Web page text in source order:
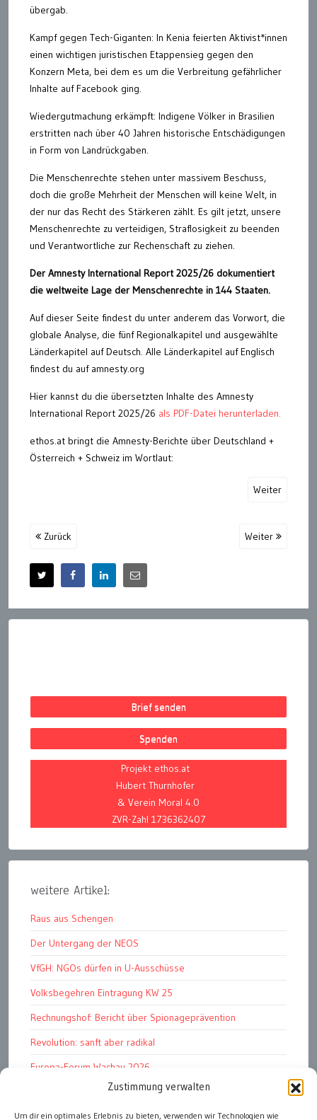
Zustimmung verwalten
Um dir ein optimales Erlebnis zu bieten, verwenden wir Technologien wie
übergab.
Kampf gegen Tech-Giganten: In Kenia feierten Aktivist*innen
einen wichtigen juristischen Etappensieg gegen den
Konzern Meta, bei dem es um die Verbreitung gefährlicher
Inhalte auf Facebook ging.
Wiedergutmachung erkämpft: Indigene Völker in Brasilien
erstritten nach über 40 Jahren historische Entschädigungen
in Form von Landrückgaben.
Die Menschenrechte stehen unter massivem Beschuss,
doch die große Mehrheit der Menschen will keine Welt, in
der nur das Recht des Stärkeren zählt. Es gilt jetzt, unsere
Menschenrechte zu verteidigen, Straflosigkeit zu beenden
und Verantwortliche zur Rechenschaft zu ziehen.
Der Amnesty International Report 2025/26 dokumentiert
die weltweite Lage der Menschenrechte in 144 Staaten.
Auf dieser Seite findest du unter anderem das Vorwort, die
globale Analyse, die fünf Regionalkapitel und ausgewählte
Länderkapitel auf Deutsch. Alle Länderkapitel auf Englisch
findest du auf amnesty.org
Hier kannst du die übersetzten Inhalte des Amnesty
International Report 2025/26 als PDF-Datei herunterladen.
ethos.at bringt die Amnesty-Berichte über Deutschland +
Österreich + Schweiz im Wortlaut:
Weiter
Zurück Weiter
Brief senden
Spenden
Projekt ethos.at
Hubert Thurnhofer
& Verein Moral 4.0
ZVR-Zahl 1736362407
weitere Artikel:
Raus aus Schengen
Der Untergang der NEOS
VfGH: NGOs dürfen in U-Ausschüsse
Volksbegehren Eintragung KW 25
Rechnungshof: Bericht über Spionageprävention
Revolution: sanft aber radikal
Europa-Forum Wachau 2026
Attac kritisiert neues EU-Rüstungspaket
Ungarn ist demokratischer als Österreich